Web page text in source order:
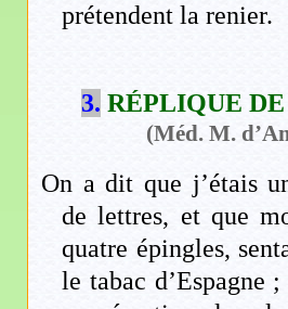
prétendent la renier.
3. RÉPLIQUE
(Méd. M.
On a dit que j’étais
de lettres, et que
quatre épingles,
le tabac d’Espagne ;